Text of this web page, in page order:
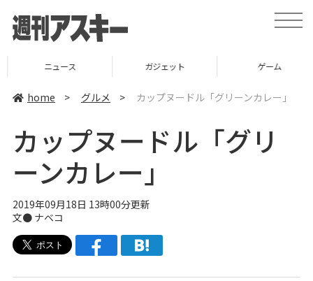
t
o
ニュース ガジェット ゲーム
home > グルメ > カップヌードル「グリーンカレー」
カップヌードル「グリ
ーンカレー」
2019年09月18日 13時00分更新
文● ナベコ